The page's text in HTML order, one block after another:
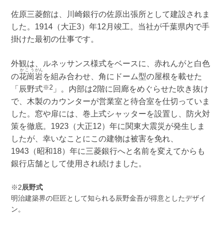
佐原三菱館は、川崎銀行の佐原出張所として建設されま
した。1914（大正3）年12月竣工。当社が千葉県内で手
掛けた最初の仕事です。
外観は、ルネッサンス様式をベースに、赤れんがと白色
の花崗
かこう
岩
がん
を組み合わせ、角にドーム型の屋根を載せた
「辰野式※2 」。内部は2階に回廊をめぐらせた吹き抜け
で、木製のカウンターが営業室と待合室を仕切っていま
した。窓や扉には、巻上式シャッターを設置し、防火対
策を徹底。1923（大正12）年に関東大震災が発生しま
したが、幸いなことにこの建物は被害を免れ、
1943（昭和18）年に三菱銀行へと名前を変えてからも
銀行店舗として使用され続けました。
※2辰野式
明治建築界の巨匠として知られる辰野金吾が得意としたデザイ
ン。